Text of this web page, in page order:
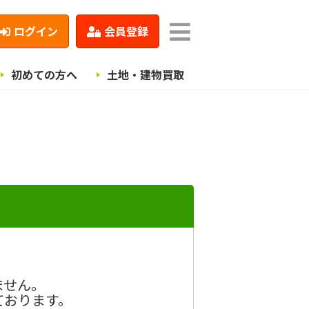
ログイン 会員登録
初めての方へ 土地・建物買取
ん。
ります。